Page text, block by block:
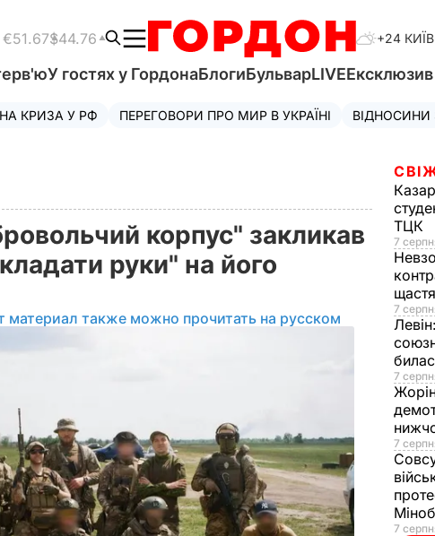
€51.67$44.76 +24 КИЇВ
У гостях у ГордонаБлогиБульварLIVEЕксклюзив
КРИЗА У РФ ПЕРЕГОВОРИ ПРО МИР В УКРАЇНІ
корпус" закликав
руки" на його
материал также можно прочитать на русском
ТЦК
7
щастя
7
Левін:
7
7
7